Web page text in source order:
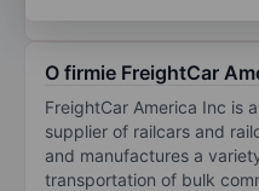
O firmie FreightCar
FreightCar America Inc is
supplier of railcars and
and manufactures a
transportation of bulk